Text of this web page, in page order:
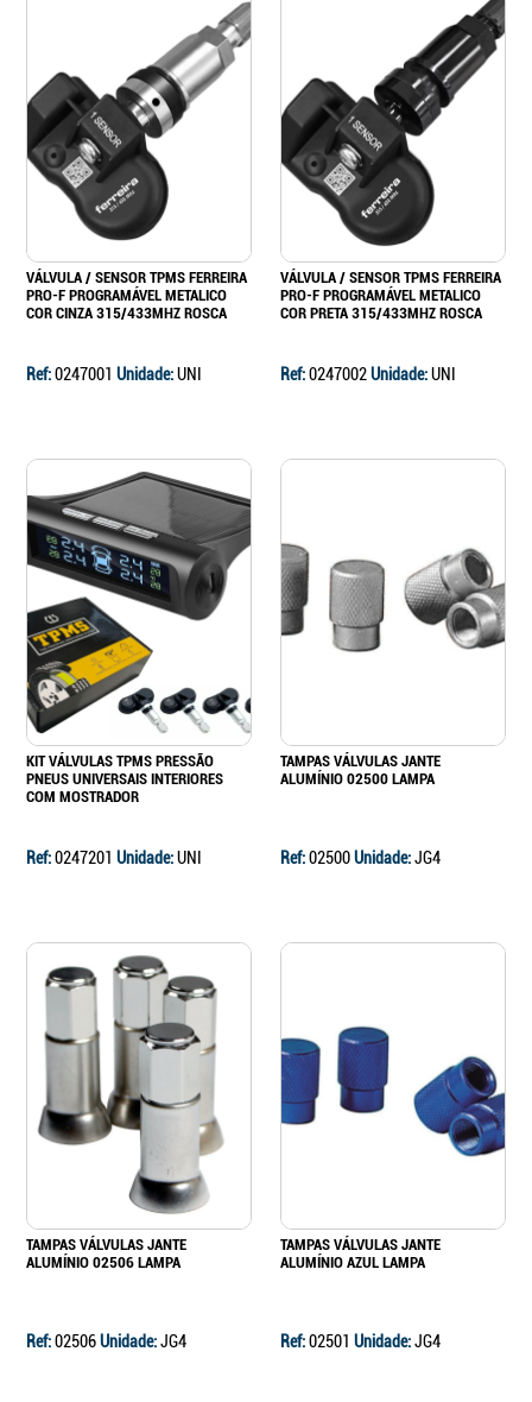
VÁLVULA / SENSOR TPMS FERREIRA
PRO-F PROGRAMÁVEL METALICO
COR CINZA 315/433MHZ ROSCA
Ref:0247001 Unidade:UNI
VÁLVULA / SENSOR TPMS FERREIRA
PRO-F PROGRAMÁVEL METALICO
COR PRETA 315/433MHZ ROSCA
Ref:0247002Unidade:UNI
KIT VÁLVULAS TPMS PRESSÃO
PNEUS UNIVERSAIS INTERIORES
COM MOSTRADOR
Ref:0247201 Unidade:UNI
TAMPAS VÁLVULAS JANTE
ALUMÍNIO 02500 LAMPA
Ref:02500Unidade:JG4
TAMPAS VÁLVULAS JANTE
ALUMÍNIO 02506 LAMPA
Ref:02506Unidade:JG4
TAMPAS VÁLVULAS JANTE
ALUMÍNIO AZUL LAMPA
Ref:02501 Unidade:JG4